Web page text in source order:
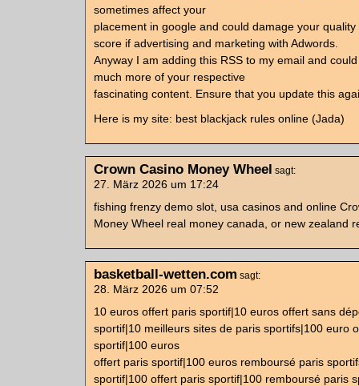
sometimes affect your
placement in google and could damage your quality
score if advertising and marketing with Adwords.
Anyway I am adding this RSS to my email and
much more of your respective
fascinating content. Ensure that you update this
Here is my site: best blackjack rules online (Jada)
Crown Casino Money Wheel sagt:
27. März 2026 um 17:24
fishing frenzy demo slot, usa casinos and online
Money Wheel real money canada, or new zealand
basketball-wetten.com sagt:
28. März 2026 um 07:52
10 euros offert paris sportif|10 euros offert sans
sportif|10 meilleurs sites de paris sportifs|100 euro
sportif|100 euros
offert paris sportif|100 euros remboursé paris
sportif|100 offert paris sportif|100 remboursé paris